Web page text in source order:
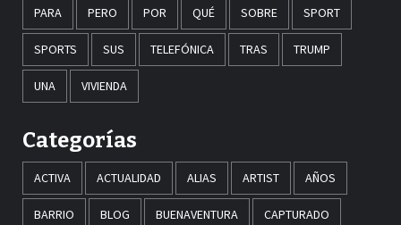
PARA PERO POR QUÉ SOBRE SPORT
SPORTS SUS TELEFÓNICA TRAS TRUMP
UNA VIVIENDA
Categorías
ACTIVA ACTUALIDAD ALIAS ARTIST AÑOS
BARRIO BLOG BUENAVENTURA CAPTURADO